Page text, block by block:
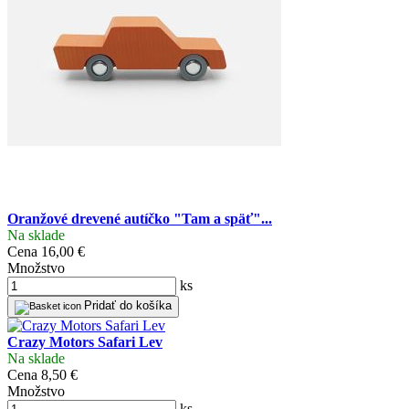
Oranžové drevené autíčko "Tam a späť"...
Na sklade
Cena 16,00 €
Množstvo
ks
Pridať do košíka
Crazy Motors Safari Lev
Na sklade
Cena 8,50 €
Množstvo